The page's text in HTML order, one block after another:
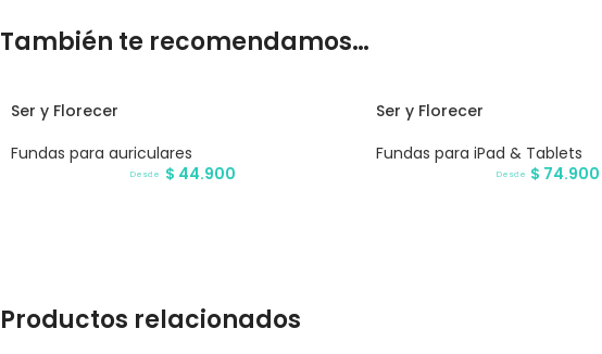
También te recomendamos…
Ser y Florecer
Fundas para auriculares
Desde $ 44.900
Ser y Florecer
Fundas para iPad & Tablets
Desde $ 74.900
Productos relacionados